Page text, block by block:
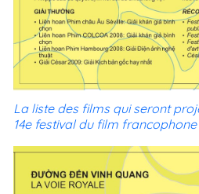
La liste des films qui seront
14e festival du film